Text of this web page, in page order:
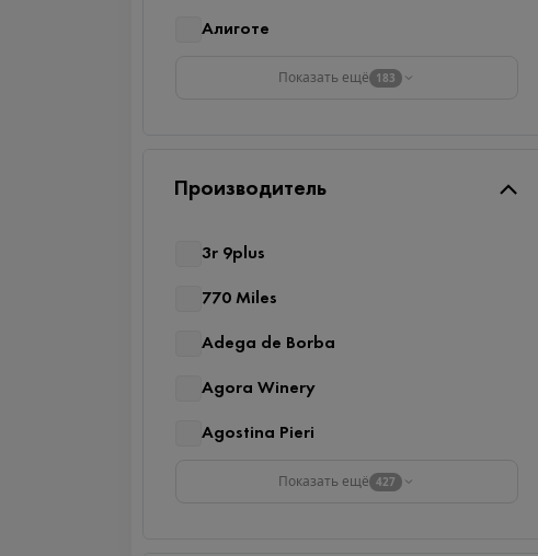
Алиготе
Показать ещё 183
Производитель
3r 9plus
770 Miles
Adega de Borba
Agora Winery
Agostina Pieri
Показать ещё 427